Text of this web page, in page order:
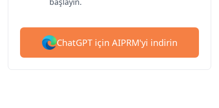
ChatGPT için AIPRM'yi indirin